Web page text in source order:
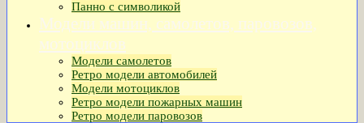
Панно с символикой
Модели машин, самолетов, паровозов,
мотоциклов
Модели самолетов
Ретро модели автомобилей
Модели мотоциклов
Ретро модели пожарных машин
Ретро модели паровозов